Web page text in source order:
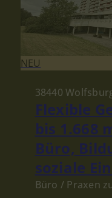
NEU
38440
Flexible
bis 1.668
Büro,
soziale
Büro / Praxen